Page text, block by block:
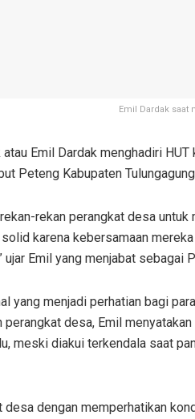
Emil Dardak saat
Emil Dardak menghadiri
Peteng Kabupaten
rekan perangkat desa untuk
karena kebersamaan
Emil yang menjabat sebagai
yang menjadi perhatian bagi
desa, Emil
meski diakui terkendala saat
dengan memperhatikan